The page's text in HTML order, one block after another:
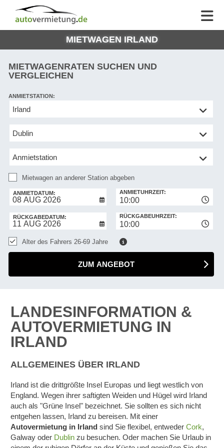
AUTOVERMIETUNG
AUTO
EUROPE
AUTOVERMIETUNG
HILFE
MIETWAGEN IRLAND
MIETWAGENRATEN SUCHEN UND
VERGLEICHEN
Mietwagen
anderer
ANMIETSTATION:
Mietwagen an anderer Station abgeben
ANMIETDATUM:
10:00
ANMIETUHRZEIT:
RÜCKGABEDATUM:
10:00
RÜCKGABEUHRZEIT:
Alter des Fahrers 26-69 Jahre
ZUM ANGEBOT
LANDESINFORMATION &
AUTOVERMIETUNG IN
IRLAND
ALLGEMEINES ÜBER IRLAND
Irland ist die drittgrößte Insel Europas und liegt westlich von
England. Wegen ihrer saftigten Weiden und Hügel wird Irland
auch als "Grüne Insel" bezeichnet. Sie sollten es sich nicht
entgehen lassen, Irland zu bereisen. Mit einer
Autovermietung in Irland sind Sie flexibel, entweder Cork,
Galway oder Dublin zu besuchen. Oder machen Sie Urlaub in